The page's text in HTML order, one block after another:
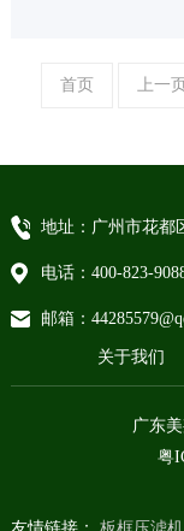
首页 上一页
地址：广州市花都
电话：400-823-
邮箱：
关于我们
广东
粤